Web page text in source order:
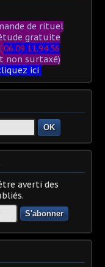
de rituel
gratuite
06.09.11.94.56
non surtaxé)
ici
OK
averti des